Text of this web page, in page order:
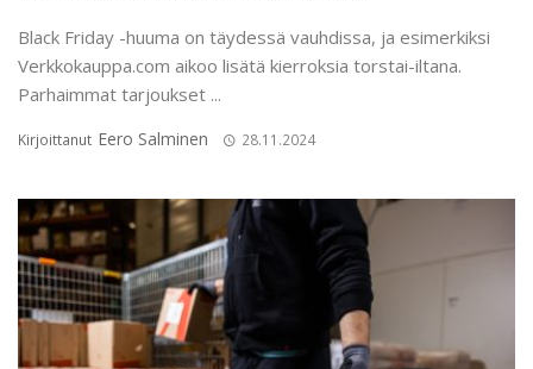
Black Friday -huuma on täydessä vauhdissa, ja esimerkiksi
Verkkokauppa.com aikoo lisätä kierroksia torstai-iltana.
Parhaimmat tarjoukset ...
Kirjoittanut Eero Salminen 28.11.2024